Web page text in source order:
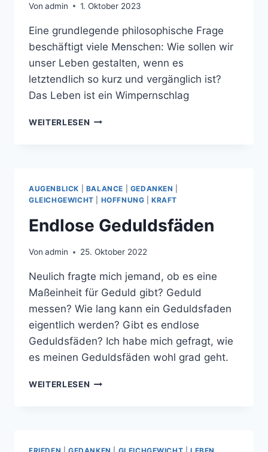
Von admin 1. Oktober 2023
Eine grundlegende philosophische Frage
beschäftigt viele Menschen: Wie sollen wir
unser Leben gestalten, wenn es
letztendlich so kurz und vergänglich ist?
Das Leben ist ein Wimpernschlag
WEITERLESEN ZUVERSICHT
AUGENBLICK BALANCE GEDANKEN
GLEICHGEWICHT
HOFFNUNG |KRAFT
Endlose Geduldsfäden
Von admin 25. Oktober 2022
Neulich fragte mich jemand, ob es eine
Maßeinheit für Geduld gibt? Geduld
messen? Wie lang kann ein Geduldsfaden
eigentlich werden? Gibt es endlose
Geduldsfäden? Ich habe mich gefragt, wie
es meinen Geduldsfäden wohl grad geht.
WEITERLESEN ENDLOSE